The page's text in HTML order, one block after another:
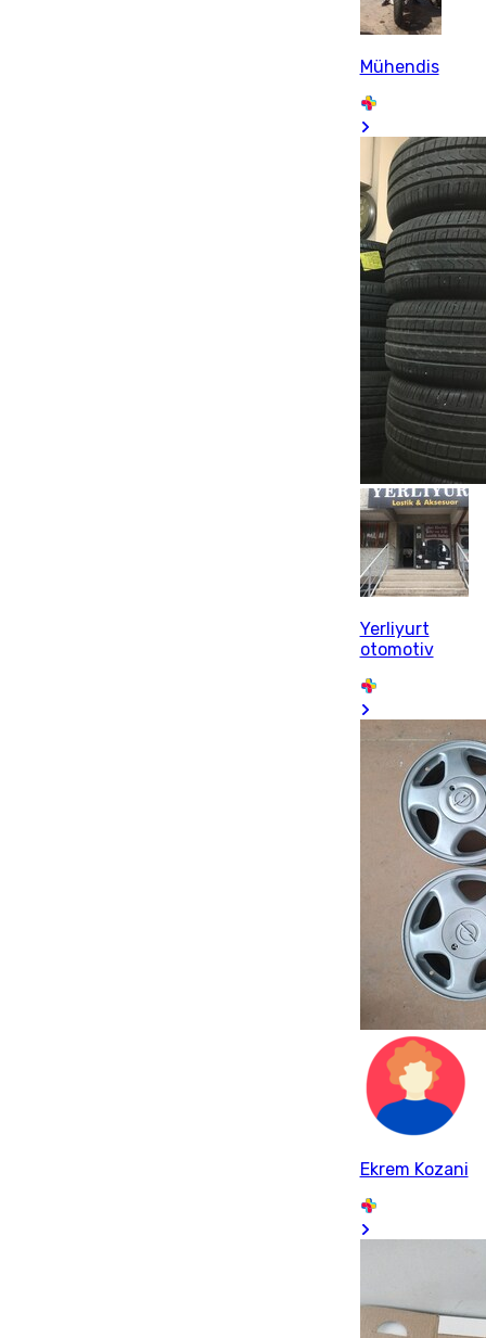
Mühendis
Yerliyurt
otomotiv
Ekrem Kozani